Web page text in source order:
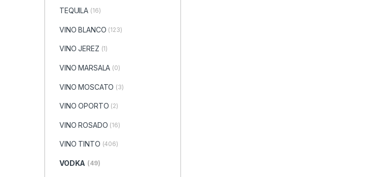
TEQUILA (16)
VINO BLANCO (123)
VINO JEREZ (1)
VINO MARSALA (0)
VINO MOSCATO (3)
VINO OPORTO (2)
VINO ROSADO (16)
VINO TINTO (406)
VODKA (49)